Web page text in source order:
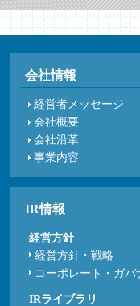
会社情報
経営者メッセージ
会社概要
会社沿革
事業内容
IR情報
経営方針
経営方針・戦略
コーポレート・ガバ
IRライブラリ